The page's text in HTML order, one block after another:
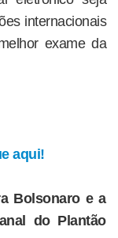
internacionais
exame da
aqui!
Bolsonaro e a
do Plantão